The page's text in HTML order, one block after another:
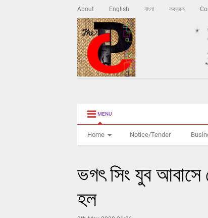
About English বাংলা ককবরক
MENU
Home Notice/Tender
ভগৎ সিং যুব আবাসে
হল